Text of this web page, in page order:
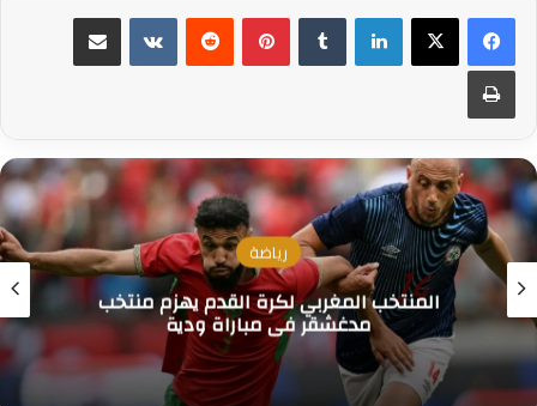
لينكدإن بينتيريست
مشاركة عبر البريد
طباعة
رياضة
المنتخب المغربي لكرة القدم يهزم منتخب
مدغشقر في مباراة ودية